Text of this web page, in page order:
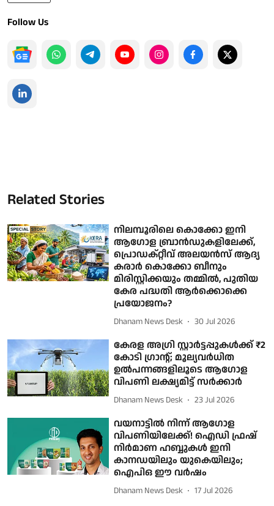
Follow Us
Related Stories
നിലമ്പൂരിലെ കൊക്കോ ഇനി
ആഗോള ബ്രാന്‍ഡുകളിലേക്ക്,
പ്രൊഡക്റ്റീവ് അലയന്‍സ് ആദ്യ
കരാര്‍ കൊക്കോ ബീനും
മിരിസ്റ്റിക്കയും തമ്മില്‍, പുതിയ
കേര പദ്ധതി ആര്‍ക്കൊക്കെ
പ്രയോജനം?
Dhanam News Desk 30 Jul 2026
കേരള അഗ്രി സ്റ്റാര്‍ട്ടപ്പുകള്‍ക്ക് ₹2
കോടി ഗ്രാന്റ്; മൂല്യവര്‍ധിത
ഉല്‍പന്നങ്ങളിലൂടെ ആഗോള
വിപണി ലക്ഷ്യമിട്ട് സര്‍ക്കാര്‍
Dhanam News Desk 23 Jul 2026
വയനാട്ടില്‍ നിന്ന് ആഗോള
വിപണിയിലേക്ക്! ഐഡി ഫ്രഷ്
നിര്‍മാണ ഹബ്ബുകള്‍ ഇനി
കാനഡയിലും യുകെയിലും;
ഐപിഒ ഈ വര്‍ഷം
Dhanam News Desk 17 Jul 2026